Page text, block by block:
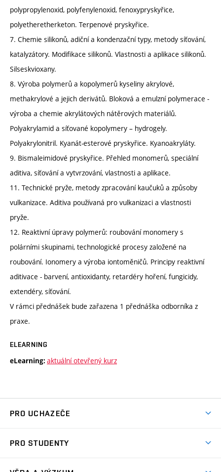
polypropylenoxid, polyfenylenoxid, fenoxypryskyřice,
polyetheretherketon. Terpenové pryskyřice.
7. Chemie silikonů, adiční a kondenzační typy, metody síťování,
katalyzátory. Modifikace silikonů. Vlastnosti a aplikace silikonů.
Silseskvioxany.
8. Výroba polymerů a kopolymerů kyseliny akrylové,
methakrylové a jejich derivátů. Bloková a emulzní polymerace -
výroba a chemie akrylátových nátěrových materiálů.
Polyakrylamid a síťované kopolymery – hydrogely.
Polyakrylonitril. Kyanát-esterové pryskyřice. Kyanoakryláty.
9. Bismaleimidové pryskyřice. Přehled monomerů, speciální
aditiva, síťování a vytvrzování, vlastnosti a aplikace.
11. Technické pryže, metody zpracování kaučuků a způsoby
vulkanizace. Aditiva používaná pro vulkanizaci a vlastnosti
pryže.
12. Reaktivní úpravy polymerů: roubování monomery s
polárními skupinami, technologické procesy založené na
roubování. Ionomery a výroba iontoměničů. Principy reaktivní
aditivace - barvení, antioxidanty, retardéry hoření, fungicidy,
extendéry, síťování.
V rámci přednášek bude zařazena 1 přednáška odborníka z
praxe.
ELEARNING
eLearning: aktuální otevřený kurz
PRO UCHAZEČE
Jak se dostat na FCH
PRO STUDENTY